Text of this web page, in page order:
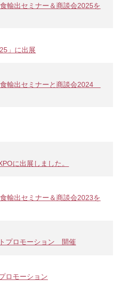
輸出セミナー＆商談会2025を
」に出展
輸出セミナーと商談会2024
に出展しました。
輸出セミナー＆商談会2023を
プロモーション 開催
ロモーション